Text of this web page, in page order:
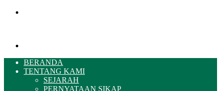
BERANDA
TENTANG KAMI
SEJARAH
PERNYATAAN SIKAP